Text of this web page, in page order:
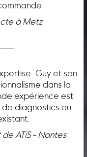
à Metz
Guy et son
dans la
expérience est
diagnostics ou
ATiS - Nantes